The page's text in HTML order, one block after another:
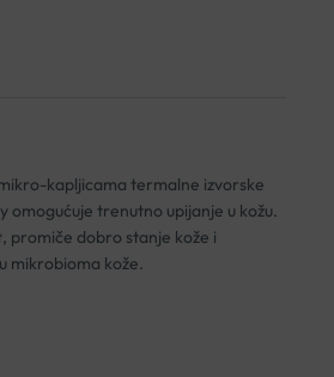
kapljicama termalne izvorske
omogućuje trenutno upijanje u kožu.
promiče dobro stanje kože i
mikrobioma kože.